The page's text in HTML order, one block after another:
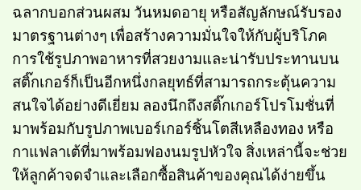
ฉลากบอกส่วนผสม วันหมดอายุ หรือสัญลักษณ์รับรอง
มาตรฐานต่างๆ เพื่อสร้างความมั่นใจให้กับผู้บริโภค
การใช้รูปภาพอาหารที่สวยงามและน่ารับประทานบน
สติ๊กเกอร์ก็เป็นอีกหนึ่งกลยุทธ์ที่สามารถกระตุ้นความ
สนใจได้อย่างดีเยี่ยม ลองนึกถึงสติ๊กเกอร์โปรโมชั่นที่
มาพร้อมกับรูปภาพเบอร์เกอร์ชิ้นโตสีเหลืองทอง หรือ
กาแฟลาเต้ที่มาพร้อมฟองนมรูปหัวใจ สิ่งเหล่านี้จะช่วย
ให้ลูกค้าจดจำและเลือกซื้อสินค้าของคุณได้ง่ายขึ้น